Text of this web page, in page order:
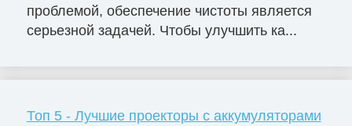
проблемой, обеспечение чистоты является
серьезной задачей. Чтобы улучшить ка...
Топ 5 - Лучшие проекторы с аккумуляторами